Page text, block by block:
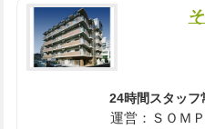
24時間スタッ
運営：ＳＯＭ